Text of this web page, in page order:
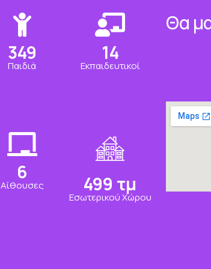
350
Παιδιά
15
Εκπαιδευτικοί
7
Αίθουσες 500 τμ
Εσωτερικού Χώρου
Θα